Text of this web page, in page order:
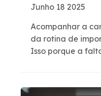
Junho 18 2025
Acompanhar a
da rotina de
Isso porque a